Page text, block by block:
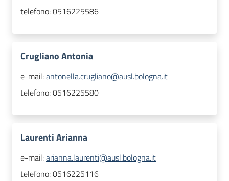
telefono:0516225586
Crugliano Antonia
e-mail:antonella.crugliano@ausl.bologna.it
telefono:0516225580
Laurenti Arianna
e-mail:arianna.laurenti@ausl.bologna.it
telefono:0516225116